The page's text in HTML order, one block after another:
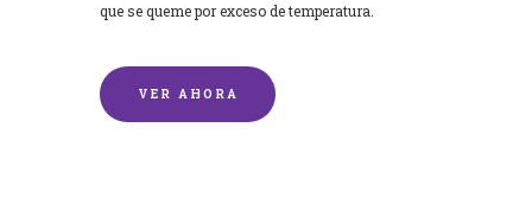
que se queme por exceso de temperatura.
VER AHORA